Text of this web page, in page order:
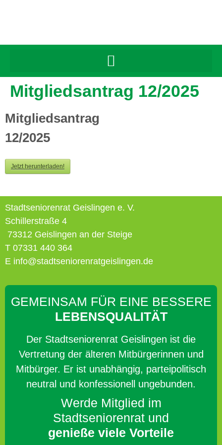
Mitgliedsantrag 12/2025
Mitgliedsantrag
12/2025
Jetzt herunterladen!
Stadtseniorenrat Geislingen e. V.
Schillerstraße 4
73312 Geislingen an der Steige
T 07331 440 364
E info@stadtseniorenratgeislingen.de
GEMEINSAM FÜR EINE BESSERE
LEBENSQUALITÄT
Der Stadtseniorenrat Geislingen ist die
Vertretung der älteren Mitbürgerinnen und
Mitbürger. Er ist unabhängig, parteipolitisch
neutral und konfessionell ungebunden.
Werde Mitglied im
Stadtseniorenrat und
genieße viele Vorteile